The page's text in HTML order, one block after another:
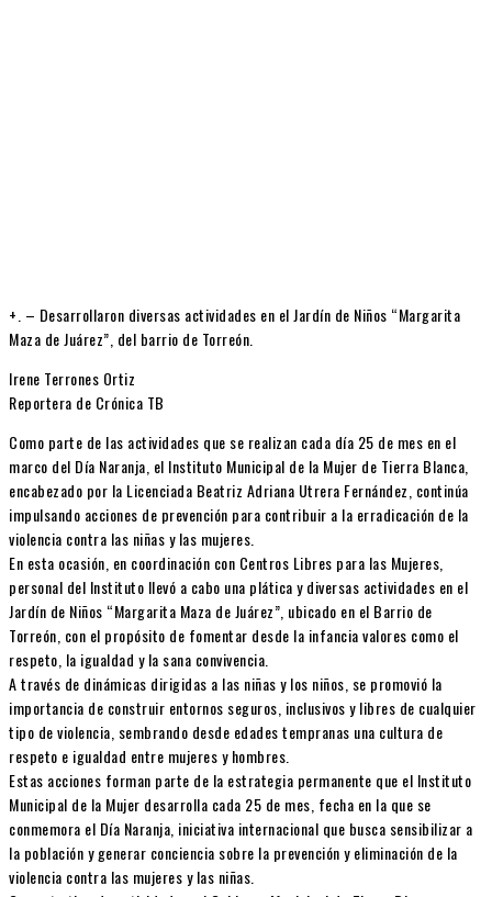
+. – Desarrollaron diversas actividades en el Jardín de Niños “Margarita
Maza de Juárez”, del barrio de Torreón.
Irene Terrones Ortiz
Reportera de Crónica TB
Como parte de las actividades que se realizan cada día 25 de mes en el
marco del Día Naranja, el Instituto Municipal de la Mujer de Tierra Blanca,
encabezado por la Licenciada Beatriz Adriana Utrera Fernández, continúa
impulsando acciones de prevención para contribuir a la erradicación de la
violencia contra las niñas y las mujeres.
En esta ocasión, en coordinación con Centros Libres para las Mujeres,
personal del Instituto llevó a cabo una plática y diversas actividades en el
Jardín de Niños “Margarita Maza de Juárez”, ubicado en el Barrio de
Torreón, con el propósito de fomentar desde la infancia valores como el
respeto, la igualdad y la sana convivencia.
A través de dinámicas dirigidas a las niñas y los niños, se promovió la
importancia de construir entornos seguros, inclusivos y libres de cualquier
tipo de violencia, sembrando desde edades tempranas una cultura de
respeto e igualdad entre mujeres y hombres.
Estas acciones forman parte de la estrategia permanente que el Instituto
Municipal de la Mujer desarrolla cada 25 de mes, fecha en la que se
conmemora el Día Naranja, iniciativa internacional que busca sensibilizar a
la población y generar conciencia sobre la prevención y eliminación de la
violencia contra las mujeres y las niñas.